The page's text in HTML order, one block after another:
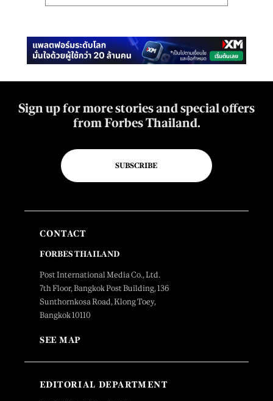
Sign up for more stories and special offers
from Forbes Thailand.
SUBSCRIBE
CONTACT
FORBES THAILAND
Post International Media Co., Ltd.
7th Floor, Bangkok Post Building, 136
Sunthornkosa Road, Klong Toey,
Bangkok 10110
SEE MAP
EDITORIAL DEPARTMENT